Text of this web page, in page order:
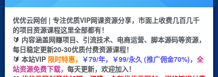
挂机 项目
脚本卡密
APP下载
GO
首页 创业课程 会员免费 正文
优优云网创 | 专注优质VIP网课资源分享，市面上收费几百几千
的项目资源课程这里全部都有！
🔰 内容涵盖网赚项目、引流技术、电商运营、脚本源码等资源，
每日稳定更新20-30优质付费资源课程！
🔰 本站VIP 限时特惠， ￥79/年，￥99/永久 (推广佣金70%)， 全
站资源免费下载， 每天更新，欢迎加入！